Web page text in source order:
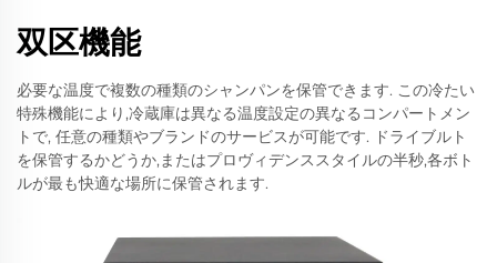
双区機能
必要な温度で複数の種類のシャンパンを保管できます. この冷たい
特殊機能により,冷蔵庫は異なる温度設定の異なるコンパートメン
トで, 任意の種類やブランドのサービスが可能です. ドライブルト
を保管するかどうか,またはプロヴィデンススタイルの半秒,各ボト
ルが最も快適な場所に保管されます.